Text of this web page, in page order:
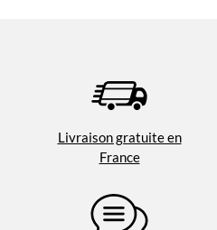
Livraison gratuite en
France